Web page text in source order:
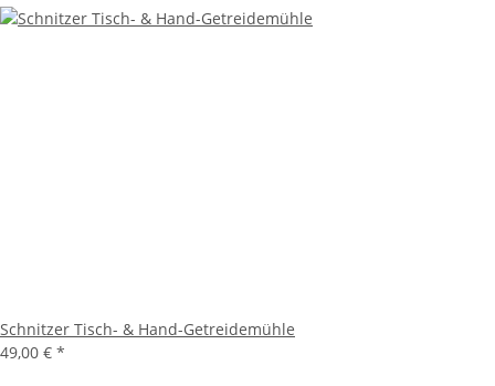
Schnitzer Tisch- & Hand-Getreidemühle
49,00 € *